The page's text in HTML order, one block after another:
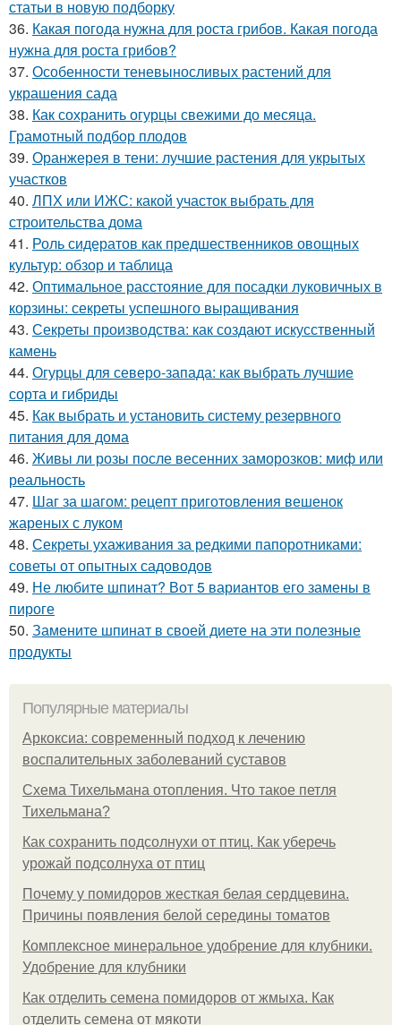
статьи в новую подборку
36. Какая погода нужна для роста грибов. Какая погода
нужна для роста грибов?
37. Особенности теневыносливых растений для
украшения сада
38. Как сохранить огурцы свежими до месяца.
Грамотный подбор плодов
39. Оранжерея в тени: лучшие растения для укрытых
участков
40. ЛПХ или ИЖС: какой участок выбрать для
строительства дома
41. Роль сидератов как предшественников овощных
культур: обзор и таблица
42. Оптимальное расстояние для посадки луковичных в
корзины: секреты успешного выращивания
43. Секреты производства: как создают искусственный
камень
44. Огурцы для северо-запада: как выбрать лучшие
сорта и гибриды
45. Как выбрать и установить систему резервного
питания для дома
46. Живы ли розы после весенних заморозков: миф или
реальность
47. Шаг за шагом: рецепт приготовления вешенок
жареных с луком
48. Секреты ухаживания за редкими папоротниками:
советы от опытных садоводов
49. Не любите шпинат? Вот 5 вариантов его замены в
пироге
50. Замените шпинат в своей диете на эти полезные
продукты
Популярные материалы
Аркоксиа: современный подход к лечению
воспалительных заболеваний суставов
Схема Тихельмана отопления. Что такое петля
Тихельмана?
Как сохранить подсолнухи от птиц. Как уберечь
урожай подсолнуха от птиц
Почему у помидоров жесткая белая сердцевина.
Причины появления белой середины томатов
Комплексное минеральное удобрение для клубники.
Удобрение для клубники
Как отделить семена помидоров от жмыха. Как
отделить семена от мякоти